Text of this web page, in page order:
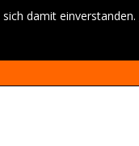
damit einverstanden.